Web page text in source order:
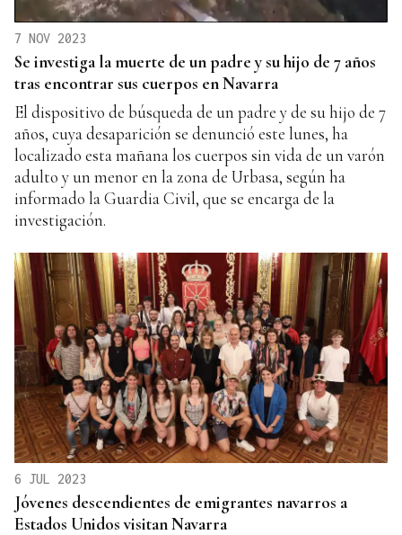
7 NOV 2023
Se investiga la muerte de un padre y su hijo de 7 años
tras encontrar sus cuerpos en Navarra
El dispositivo de búsqueda de un padre y de su hijo de 7
años, cuya desaparición se denunció este lunes, ha
localizado esta mañana los cuerpos sin vida de un varón
adulto y un menor en la zona de Urbasa, según ha
informado la Guardia Civil, que se encarga de la
investigación.
6 JUL 2023
Jóvenes descendientes de emigrantes navarros a
Estados Unidos visitan Navarra